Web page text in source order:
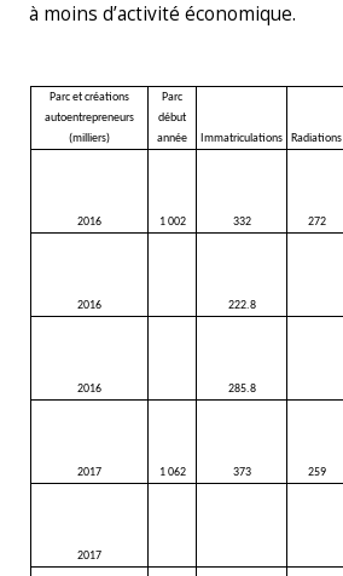
à moins d’activité économique.
Parc et créations
autoentrepreneurs
(milliers)
Parc
début
année
Immatriculations Radiations
2016 1 002 332 272
2016 222.8
2016 285.8
2017 1 062 373 259
2017